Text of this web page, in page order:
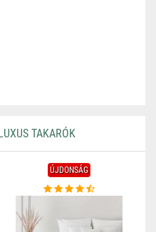
TAKARÓK
ÚJDONSÁG